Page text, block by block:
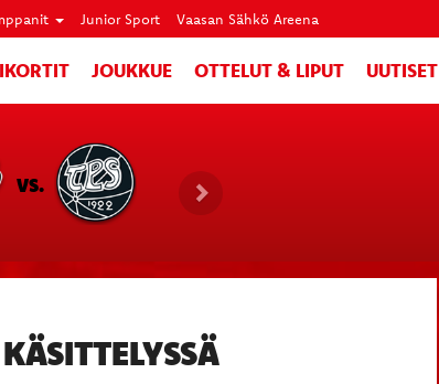
Junior Sport Vaasan Sähkö Areena
JOUKKUE OTTELUT & LIPUT UUTISET
VS.